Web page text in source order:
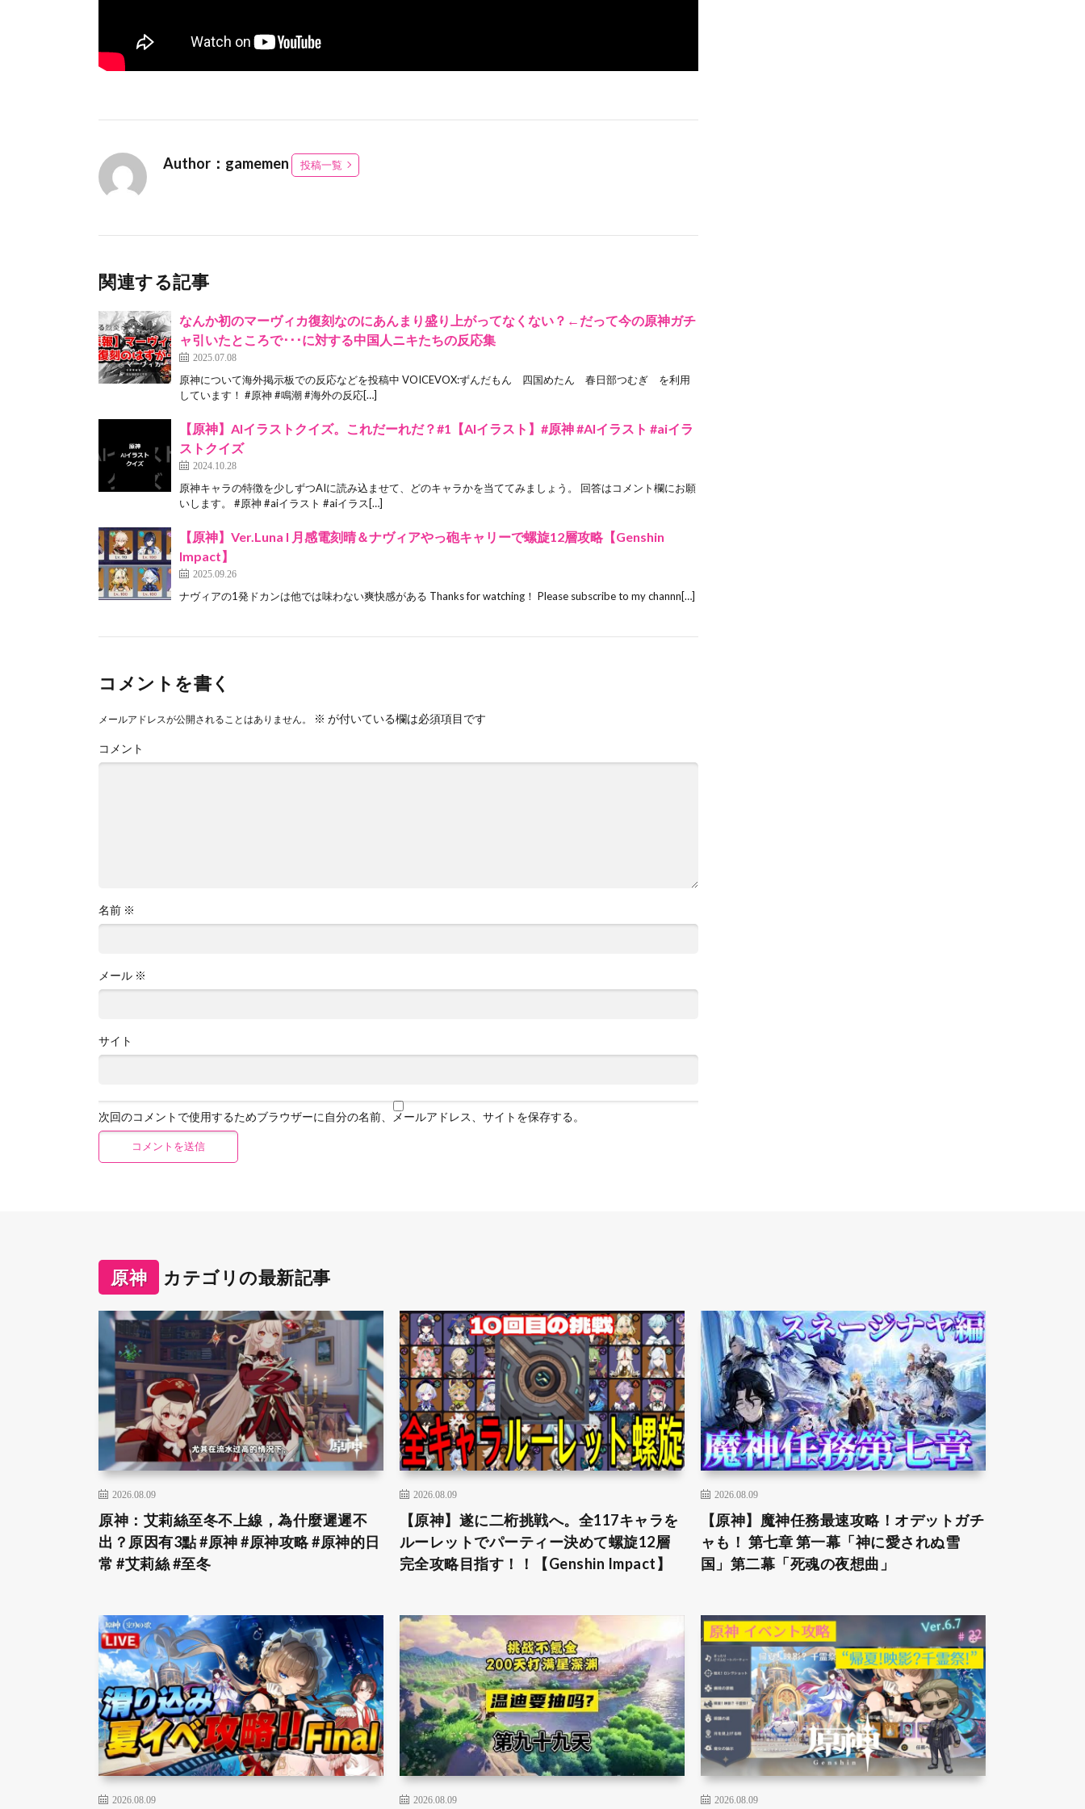
Author：gamemen 投稿一覧
関連する記事
なんか初のマーヴィカ復刻なのにあんまり盛り上がってなくない？←だって今の原神ガチ
ャ引いたところで･･･に対する中国人ニキたちの反応集
2025.07.08
原神について海外掲示板での反応などを投稿中 VOICEVOX:ずんだもん 四国めたん 春日部つむぎ を利用
しています！ #原神 #鳴潮 #海外の反応[…]
【原神】AIイラストクイズ。これだーれだ？#1【AIイラスト】#原神 #AIイラスト #aiイラ
ストクイズ
2024.10.28
原神キャラの特徴を少しずつAIに読み込ませて、どのキャラかを当ててみましょう。 回答はコメント欄にお願
いします。 #原神 #aiイラスト #aiイラス[…]
【原神】Ver.Luna I 月感電刻晴＆ナヴィアやっ砲キャリーで螺旋12層攻略【Genshin
Impact】
2025.09.26
ナヴィアの1発ドカンは他では味わない爽快感がある Thanks for watching！ Please subscribe to my channn[…]
コメントを書く
メールアドレスが公開されることはありません。 ※ が付いている欄は必須項目です
コメント
名前 ※
メール ※
サイト
次回のコメントで使用するためブラウザーに自分の名前、メールアドレス、サイトを保存する。
原神 カテゴリの最新記事
2026.08.09
原神：艾莉絲至冬不上線，為什麼遲遲不
出？原因有3點 #原神 #原神攻略 #原神的日
常 #艾莉絲 #至冬
2026.08.09
【原神】遂に二桁挑戦へ。全117キャラを
ルーレットでパーティー決めて螺旋12層
完全攻略目指す！！【Genshin Impact】
2026.08.09
【原神】魔神任務最速攻略！オデットガチ
ャも！ 第七章 第一幕「神に愛されぬ雪
国」第二幕「死魂の夜想曲」
2026.08.09 2026.08.09 2026.08.09